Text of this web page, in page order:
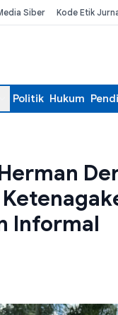
Siber Kode Etik
Politik Hukum
Informal